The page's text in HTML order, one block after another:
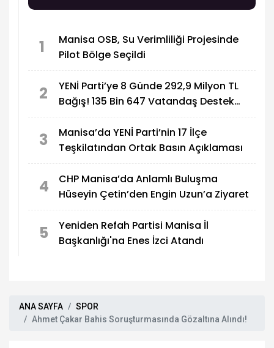
şekilde denetlenmesi konuları ele alındı.
1
Manisa OSB, Su Verimliliği Projesinde
Pilot Bölge Seçildi
2
YENİ Parti’ye 8 Günde 292,9 Milyon TL
Bağış! 135 Bin 647 Vatandaş Destek
3
Manisa’da YENİ Parti’nin 17 İlçe
Teşkilatından Ortak Basın Açıklaması
4
CHP Manisa’da Anlamlı Buluşma
Hüseyin Çetin’den Engin Uzun’a Ziyaret
5
Yeniden Refah Partisi Manisa İl
Başkanlığı'na Enes İzci Atandı
ANA SAYFA
SPOR
Ahmet Çakar Bahis Soruşturmasında Gözaltına Alındı!